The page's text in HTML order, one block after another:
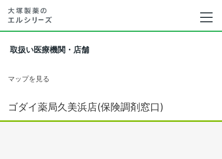
取扱い医療機関・店舗
マップを見る
ゴダイ薬局久美浜店(保険調剤窓口)